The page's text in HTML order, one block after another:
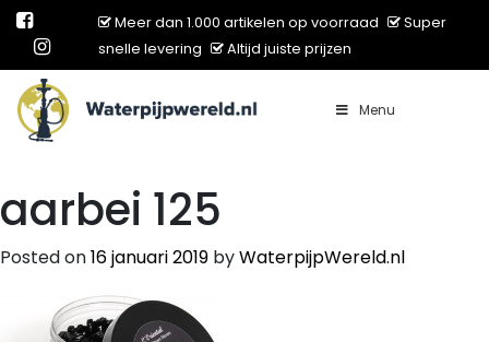
Meer dan 1.000 artikelen op voorraad
Super
snelle levering
Altijd juiste prijzen
Main Navigation Menu
aarbei 125
Posted on16 januari 2019 byWaterpijpWereld.nl